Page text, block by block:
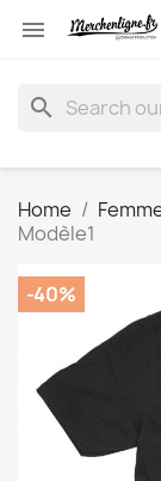

search
Home
Modèle1
-40%